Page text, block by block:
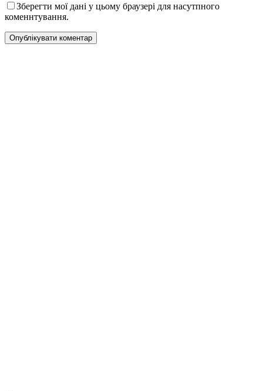
Зберегти мої дані у цьому браузері для насутпного
коменнтування.